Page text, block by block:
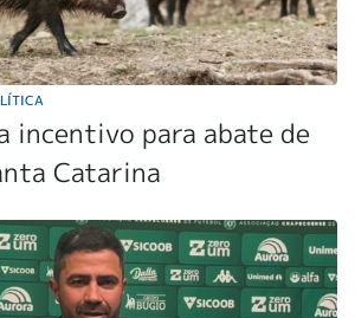
incentivo para abate de
Catarina